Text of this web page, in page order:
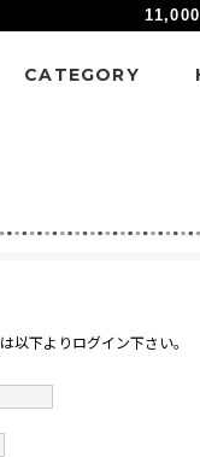
CATEGORY
以下よりログイン下さい。